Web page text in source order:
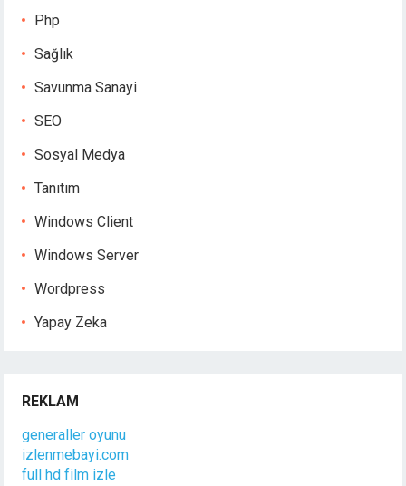
Php
Sağlık
Savunma Sanayi
SEO
Sosyal Medya
Tanıtım
Windows Client
Windows Server
Wordpress
Yapay Zeka
REKLAM
generaller oyunu
izlenmebayi.com
full hd film izle